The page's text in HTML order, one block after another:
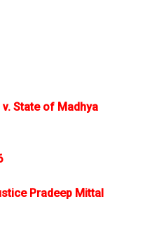
State of Madhya
Pradeep Mittal